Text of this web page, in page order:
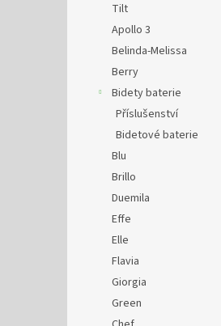
Tilt
Apollo 3
Belinda-Melissa
Berry
Bidety baterie
Příslušenství
Bidetové baterie
Blu
Brillo
Duemila
Effe
Elle
Flavia
Giorgia
Green